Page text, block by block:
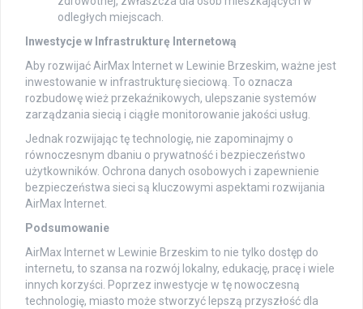
odległych miejscach.
Inwestycje w Infrastrukturę Internetową
Aby rozwijać AirMax Internet w Lewinie Brzeskim, ważne jest
inwestowanie w infrastrukturę sieciową. To oznacza
rozbudowę wież przekaźnikowych, ulepszanie systemów
zarządzania siecią i ciągłe monitorowanie jakości usług.
Jednak rozwijając tę technologię, nie zapominajmy o
równoczesnym dbaniu o prywatność i bezpieczeństwo
użytkowników. Ochrona danych osobowych i zapewnienie
bezpieczeństwa sieci są kluczowymi aspektami rozwijania
AirMax Internet.
Podsumowanie
AirMax Internet w Lewinie Brzeskim to nie tylko dostęp do
internetu, to szansa na rozwój lokalny, edukację, pracę i wiele
innych korzyści. Poprzez inwestycje w tę nowoczesną
technologię, miasto może stworzyć lepszą przyszłość dla